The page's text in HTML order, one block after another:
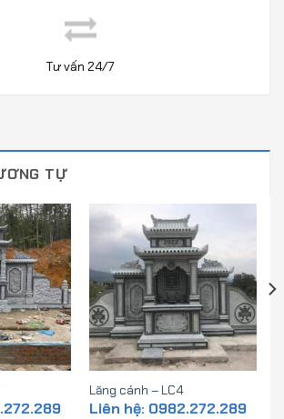
Tư vấn 24/7
TỰ
Lăng cánh – LC4
Liên hệ: 0982.272.289